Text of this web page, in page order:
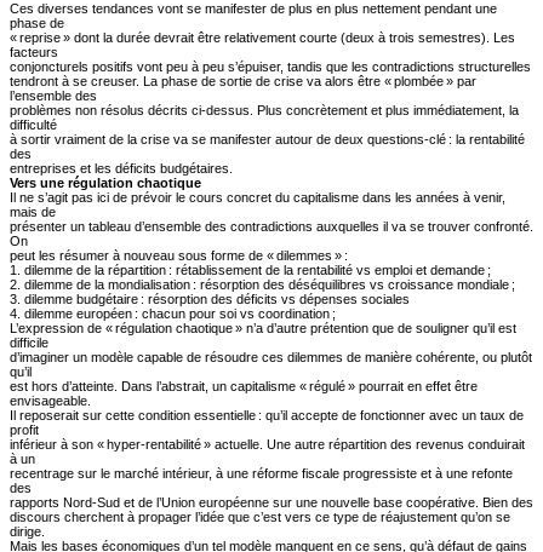
Ces diverses tendances vont se manifester de plus en plus nettement pendant une
phase de
« reprise » dont la durée devrait être relativement courte (deux à trois semestres). Les
facteurs
conjoncturels positifs vont peu à peu s’épuiser, tandis que les contradictions structurelles
tendront à se creuser. La phase de sortie de crise va alors être « plombée » par
l’ensemble des
problèmes non résolus décrits ci-dessus. Plus concrètement et plus immédiatement, la
difficulté
à sortir vraiment de la crise va se manifester autour de deux questions-clé : la rentabilité
des
entreprises et les déficits budgétaires.
Vers une régulation chaotique
Il ne s’agit pas ici de prévoir le cours concret du capitalisme dans les années à venir,
mais de
présenter un tableau d’ensemble des contradictions auxquelles il va se trouver confronté.
On
peut les résumer à nouveau sous forme de « dilemmes » :
1. dilemme de la répartition : rétablissement de la rentabilité vs emploi et demande ;
2. dilemme de la mondialisation : résorption des déséquilibres vs croissance mondiale ;
3. dilemme budgétaire : résorption des déficits vs dépenses sociales
4. dilemme européen : chacun pour soi vs coordination ;
L’expression de « régulation chaotique » n’a d’autre prétention que de souligner qu’il est
difficile
d’imaginer un modèle capable de résoudre ces dilemmes de manière cohérente, ou plutôt
qu’il
est hors d’atteinte. Dans l’abstrait, un capitalisme « régulé » pourrait en effet être
envisageable.
Il reposerait sur cette condition essentielle : qu’il accepte de fonctionner avec un taux de
profit
inférieur à son « hyper-rentabilité » actuelle. Une autre répartition des revenus conduirait
à un
recentrage sur le marché intérieur, à une réforme fiscale progressiste et à une refonte
des
rapports Nord-Sud et de l’Union européenne sur une nouvelle base coopérative. Bien des
discours cherchent à propager l’idée que c’est vers ce type de réajustement qu’on se
dirige.
Mais les bases économiques d’un tel modèle manquent en ce sens, qu’à défaut de gains